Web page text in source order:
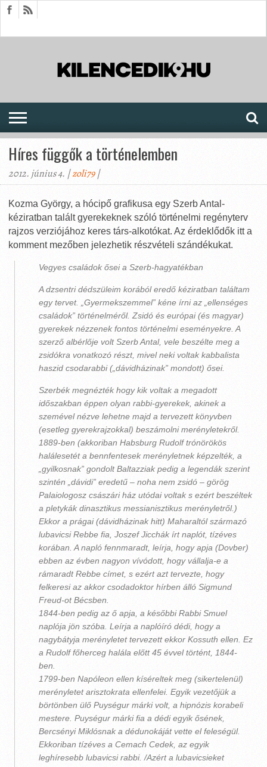
Híres függők a történelemben
2012. június 4. |zoli79|
Kozma György, a hócipő grafikusa egy Szerb Antal-
kéziratban talált gyerekeknek szóló történelmi regényterv
rajzos verziójához keres társ-alkotókat. Az érdeklődők itt a
komment mezőben jelezhetik részvételi szándékukat.
Vegyes családok ősei a Szerb-hagyatékban
A dzsentri dédszüleim korából eredő kéziratban találtam
egy tervet. „Gyermekszemmel” kéne írni az „ellenséges
családok” történelméről. Zsidó és európai (és magyar)
gyerekek nézzenek fontos történelmi eseményekre. A
szerző albérlője volt Szerb Antal, vele beszélte meg a
zsidókra vonatkozó részt, mivel neki voltak kabbalista
haszid csodarabbi („dávidházinak” mondott) ősei.
Szerbék megnézték hogy kik voltak a megadott
időszakban éppen olyan rabbi-gyerekek, akinek a
szemével nézve lehetne majd a tervezett könyvben
(esetleg gyerekrajzokkal) beszámolni merényletekről.
1889-ben (akkoriban Habsburg Rudolf trónörökös
halálesetét a bennfentesek merényletnek képzelték, a
„gyilkosnak” gondolt Baltazziak pedig a legendák szerint
szintén „dávidi” eredetű – noha nem zsidó – görög
Palaiologosz császári ház utódai voltak s ezért beszéltek
a pletykák dinasztikus messianisztikus merényletről.)
Ekkor a prágai (dávidházinak hitt) Maharaltól származó
lubavicsi Rebbe fia, Joszef Jicchák írt naplót, tízéves
korában. A napló fennmaradt, leírja, hogy apja (Dovber)
ebben az évben nagyon vívódott, hogy vállalja-e a
rámaradt Rebbe címet, s ezért azt tervezte, hogy
felkeresi az akkor csodadoktor hírben álló Sigmund
Freud-ot Bécsben.
1844-ben pedig az ő apja, a későbbi Rabbi Smuel
naplója jön szóba. Leírja a naplóíró dédi, hogy a
nagybátyja merényletet tervezett ekkor Kossuth ellen. Ez
a Rudolf főherceg halála előtt 45 évvel történt, 1844-
ben.
1799-ben Napóleon ellen kíséreltek meg (sikertelenül)
merényletet arisztokrata ellenfelei. Egyik vezetőjük a
börtönben ülő Puységur márki volt, a hipnózis korabeli
mestere. Puységur márki fia a dédi egyik ősének,
Bercsényi Miklósnak a dédunokáját vette el feleségül.
Ekkoriban tízéves a Cemach Cedek, az egyik
leghíresebb lubavicsi rabbi. /Azért a lubavicsieket